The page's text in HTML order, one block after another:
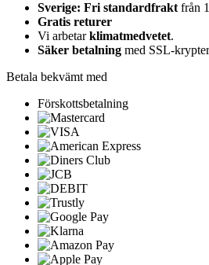
Sverige: Fri standardfrakt från
Gratis returer
Vi arbetarklimatmedvetet.
Säker betalning med SSL-
Betala bekvämt med
Förskottsbetalning